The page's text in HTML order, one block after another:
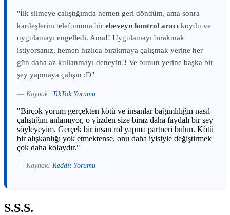
"İlk silmeye çalıştığımda hemen geri döndüm, ama sonra
kardeşlerim telefonuma bir ebeveyn kontrol aracı koydu ve
uygulamayı engelledi. Ama!! Uygulamayı bırakmak
istiyorsanız, hemen hızlıca bırakmaya çalışmak yerine her
gün daha az kullanmayı deneyin!! Ve bunun yerine başka bir
şey yapmaya çalışın :D"
— Kaynak: TikTok Yorumu
"Birçok yorum gerçekten kötü ve insanlar bağımlılığın nasıl
çalıştığını anlamıyor, o yüzden size biraz daha faydalı bir şey
söyleyeyim. Gerçek bir insan rol yapma partneri bulun. Kötü
bir alışkanlığı yok etmektense, onu daha iyisiyle değiştirmek
çok daha kolaydır."
— Kaynak: Reddit Yorumu
S.S.S.